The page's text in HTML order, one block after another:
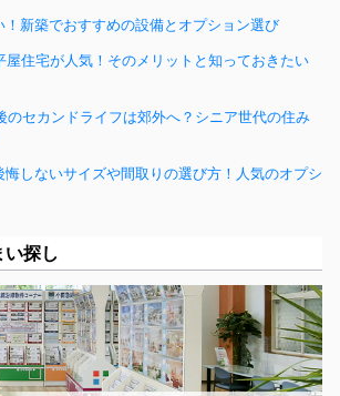
新築でおすすめの設備とオプション選び
屋住宅が人気！そのメリットと知っておきたい
のセカンドライフは郊外へ？シニア世代の住み
しないサイズや間取りの選び方！人気のオプシ
探し